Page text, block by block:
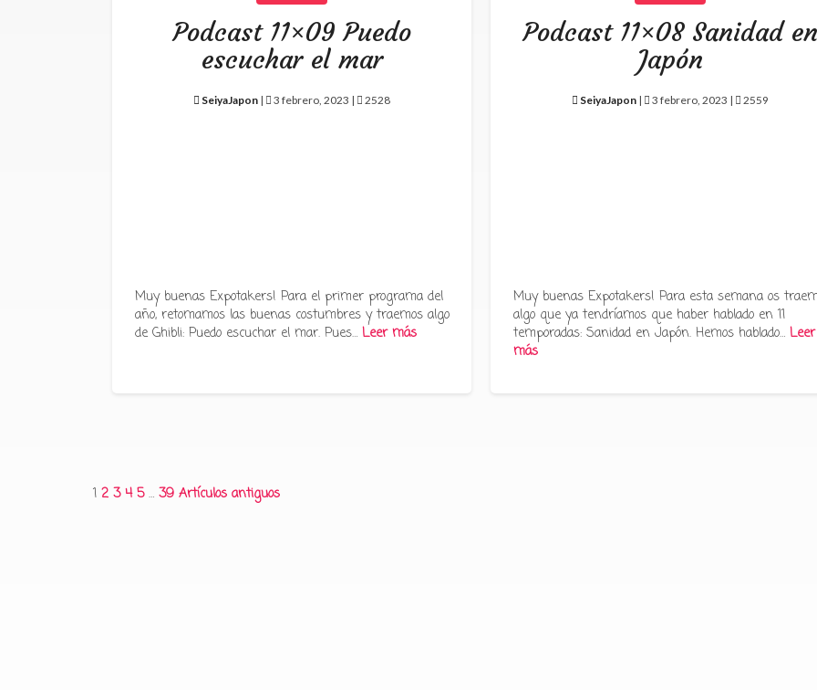
Podcast 11×09 Puedo
escuchar el mar
SeiyaJapon | 3 febrero, 2023 | 2528
Muy buenas Expotakers! Para el primer programa del
año, retomamos las buenas costumbres y traemos algo
de Ghibli: Puedo escuchar el mar. Pues…Leer más
Podcast 11×08 Sanidad en
Japón
SeiyaJapon | 3 febrero, 2023 | 2559
Muy buenas Expotakers! Para esta semana os
algo que ya tendríamos que haber hablado en 11
temporadas: Sanidad en Japón. Hemos hablado…Leer
más
Paginación
1 2 3 4 5 … 39 Artículos antiguos